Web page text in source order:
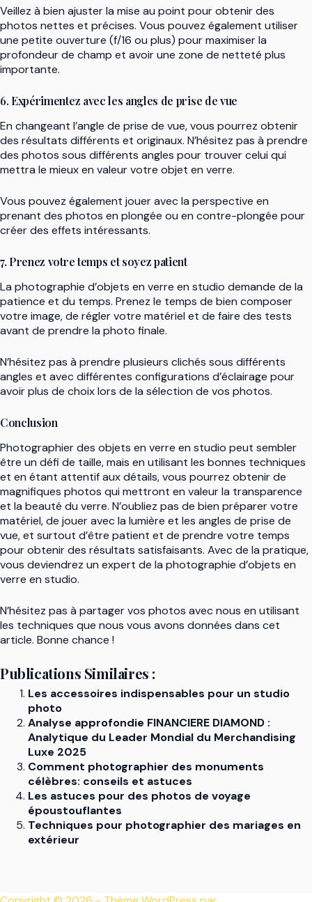
Veillez à bien ajuster la mise au point pour obtenir des
photos nettes et précises. Vous pouvez également utiliser
une petite ouverture (f/16 ou plus) pour maximiser la
profondeur de champ et avoir une zone de netteté plus
importante.
6. Expérimentez avec les angles de prise de vue
En changeant l’angle de prise de vue, vous pourrez obtenir
des résultats différents et originaux. N’hésitez pas à prendre
des photos sous différents angles pour trouver celui qui
mettra le mieux en valeur votre objet en verre.
Vous pouvez également jouer avec la perspective en
prenant des photos en plongée ou en contre-plongée pour
créer des effets intéressants.
7. Prenez votre temps et soyez patient
La photographie d’objets en verre en studio demande de la
patience et du temps. Prenez le temps de bien composer
votre image, de régler votre matériel et de faire des tests
avant de prendre la photo finale.
N’hésitez pas à prendre plusieurs clichés sous différents
angles et avec différentes configurations d’éclairage pour
avoir plus de choix lors de la sélection de vos photos.
Conclusion
Photographier des objets en verre en studio peut sembler
être un défi de taille, mais en utilisant les bonnes techniques
et en étant attentif aux détails, vous pourrez obtenir de
magnifiques photos qui mettront en valeur la transparence
et la beauté du verre. N’oubliez pas de bien préparer votre
matériel, de jouer avec la lumière et les angles de prise de
vue, et surtout d’être patient et de prendre votre temps
pour obtenir des résultats satisfaisants. Avec de la pratique,
vous deviendrez un expert de la photographie d’objets en
verre en studio.
N’hésitez pas à partager vos photos avec nous en utilisant
les techniques que nous vous avons données dans cet
article. Bonne chance !
Publications Similaires :
Les accessoires indispensables pour un studio
photo
Analyse approfondie FINANCIERE DIAMOND :
Analytique du Leader Mondial du Merchandising
Luxe 2025
Comment photographier des monuments
célèbres: conseils et astuces
Les astuces pour des photos de voyage
époustouflantes
Techniques pour photographier des mariages en
extérieur